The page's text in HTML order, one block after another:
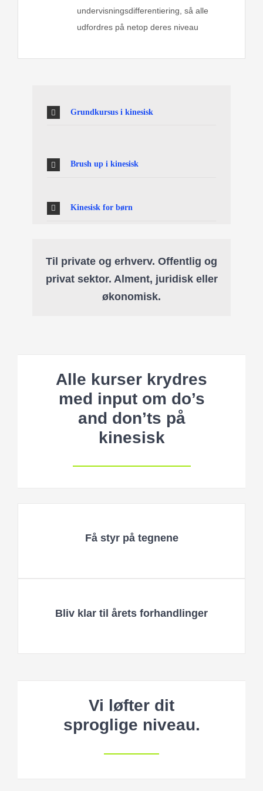
undervisningsdifferentiering, så alle
udfordres på netop deres niveau
Grundkursus i kinesisk
Brush up i kinesisk
Kinesisk for børn
Til private og erhverv. Offentlig og
privat sektor. Alment, juridisk eller
økonomisk.
Alle kurser krydres
med input om do’s
and don’ts på
kinesisk
Få styr på tegnene
Bliv klar til årets forhandlinger
Vi løfter dit
sproglige niveau.